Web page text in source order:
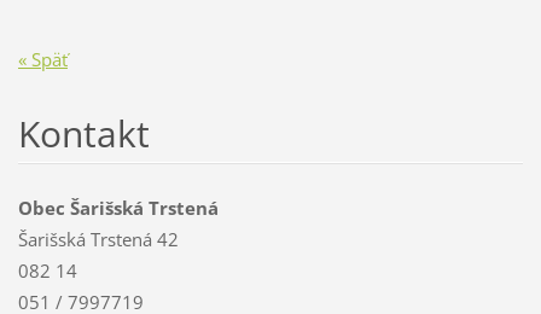
« Späť
Kontakt
Obec Šarišská Trstená
Šarišská Trstená 42
082 14
051 / 7997719